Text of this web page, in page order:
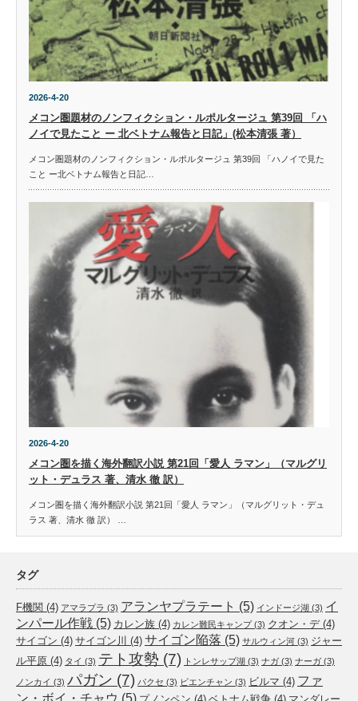
2026-4-20
メコン圏題材のノンフィクション・ルポルタージュ 第39回 「ハ
ノイで見たこと ー 北ベトナム報告と日記」(松本清張 著）
メコン圏題材のノンフィクション・ルポルタージュ 第39回 「ハノイで見た
こと ー北ベトナム報告と日記…
2026-4-20
メコン圏を描く海外翻訳小説 第21回「愛人 ラマン」（マルグリ
ット・デュラス 著、清水 徹 訳）
メコン圏を描く海外翻訳小説 第21回「愛人 ラマン」（マルグリット・デュ
ラス 著、清水 徹 訳） …
タグ
F機関 (4) アマラプラ (3) アランヤプラテート (5) インドージ湖 (3) イ
ンパール作戦 (5) カレン族 (4) カレン難民キャンプ(3) クオン・デ(4)
サイゴン (4) サイゴン川 (4) サイゴン陥落 (5) サルウィン河 (3) ジャー
ル平原 (4) タイ (3) テト攻勢 (7) トンレサップ湖 (3) ナガ (3) ナーガ (3)
ノンカイ (3) パガン (7) パクセ (3) ビエンチャン (3) ビルマ (4) ファ
ン・ボイ・チャウ (5)